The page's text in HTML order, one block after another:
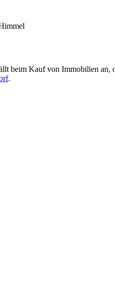
beim Kauf von Immobilien
.